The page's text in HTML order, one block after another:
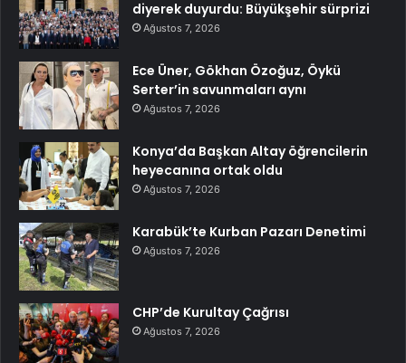
diyerek duyurdu: Büyükşehir sürprizi
Ağustos 7, 2026
Ece Üner, Gökhan Özoğuz, Öykü
Serter’in savunmaları aynı
Ağustos 7, 2026
Konya’da Başkan Altay öğrencilerin
heyecanına ortak oldu
Ağustos 7, 2026
Karabük’te Kurban Pazarı Denetimi
Ağustos 7, 2026
CHP’de Kurultay Çağrısı
Ağustos 7, 2026